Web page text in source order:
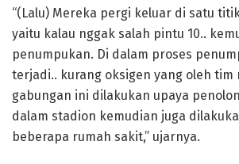
“(Lalu) Mereka pergi keluar di satu
yaitu kalau nggak salah pintu 10..
penumpukan. Di dalam proses
terjadi.. kurang oksigen yang oleh tim
gabungan ini dilakukan upaya
dalam stadion kemudian juga
beberapa rumah sakit,” ujarnya.